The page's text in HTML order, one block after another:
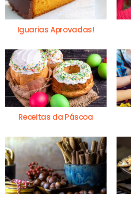
Iguarias Aprovadas!
Receitas da Páscoa